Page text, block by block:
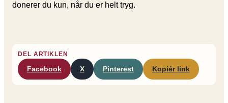
donerer du kun, når du er helt tryg.
DEL ARTIKLEN
Facebook X Pinterest Kopiér link